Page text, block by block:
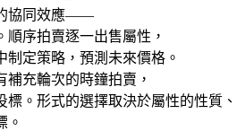
協同效應——
序拍賣逐一出售屬性，
定策略，預測未來價格。
充輪次的時鐘拍賣，
標。形式的選擇取決於屬性的性質、
。